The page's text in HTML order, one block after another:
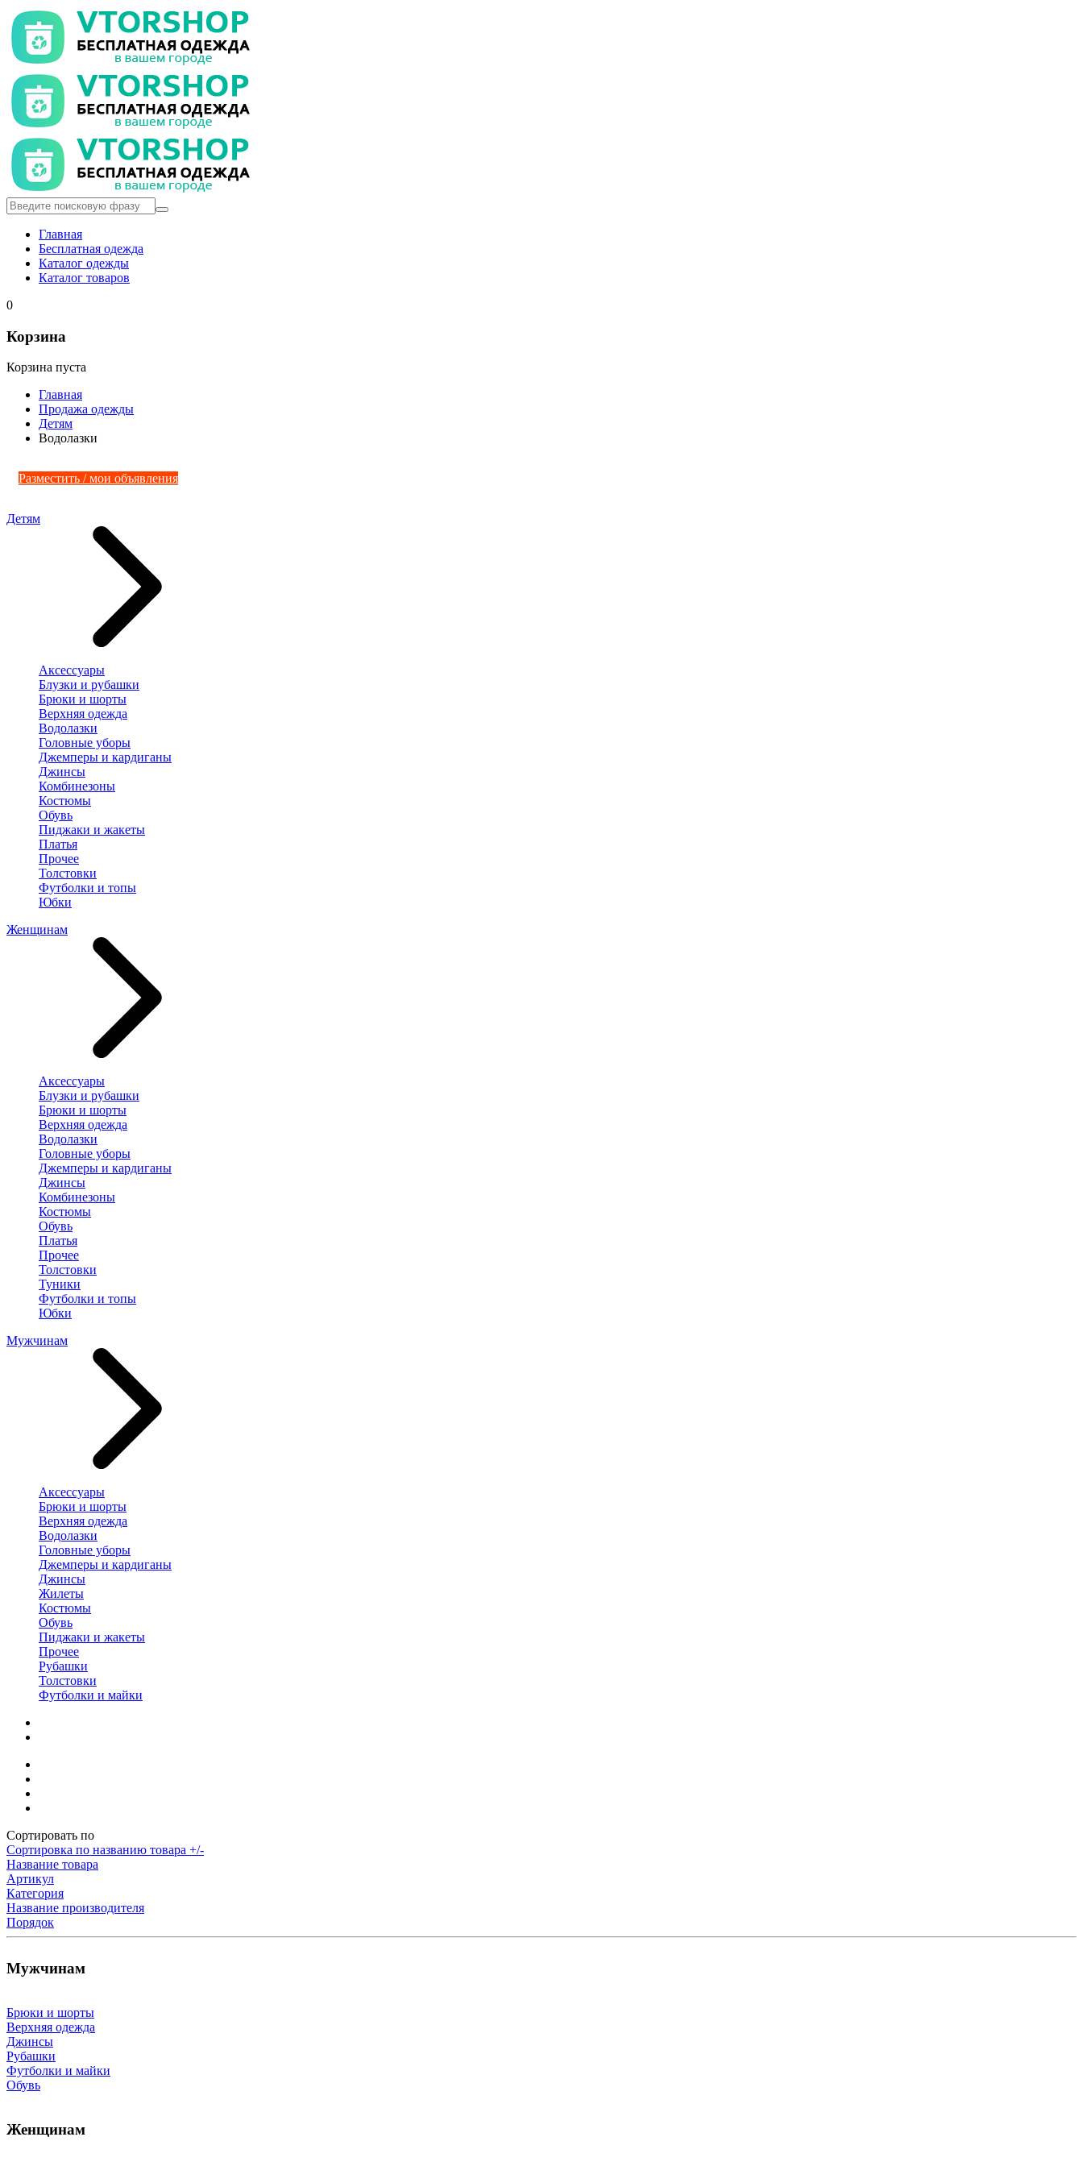
Главная
Бесплатная одежда
Каталог одежды
Каталог товаров
0
Корзина
Корзина пуста
Главная
Продажа одежды
Детям
Водолазки
Разместить / мои объявления
Детям
Аксессуары
Блузки и рубашки
Брюки и шорты
Верхняя одежда
Водолазки
Головные уборы
Джемперы и кардиганы
Джинсы
Комбинезоны
Костюмы
Обувь
Пиджаки и жакеты
Платья
Прочее
Толстовки
Футболки и топы
Юбки
Женщинам
Аксессуары
Блузки и рубашки
Брюки и шорты
Верхняя одежда
Водолазки
Головные уборы
Джемперы и кардиганы
Джинсы
Комбинезоны
Костюмы
Обувь
Платья
Прочее
Толстовки
Туники
Футболки и топы
Юбки
Мужчинам
Аксессуары
Брюки и шорты
Верхняя одежда
Водолазки
Головные уборы
Джемперы и кардиганы
Джинсы
Жилеты
Костюмы
Обувь
Пиджаки и жакеты
Прочее
Рубашки
Толстовки
Футболки и майки
Сортировать по
Сортировка по названию товара +/-
Название товара
Артикул
Категория
Название производителя
Порядок
Мужчинам
Брюки и шорты
Верхняя одежда
Джинсы
Рубашки
Футболки и майки
Обувь
Женщинам